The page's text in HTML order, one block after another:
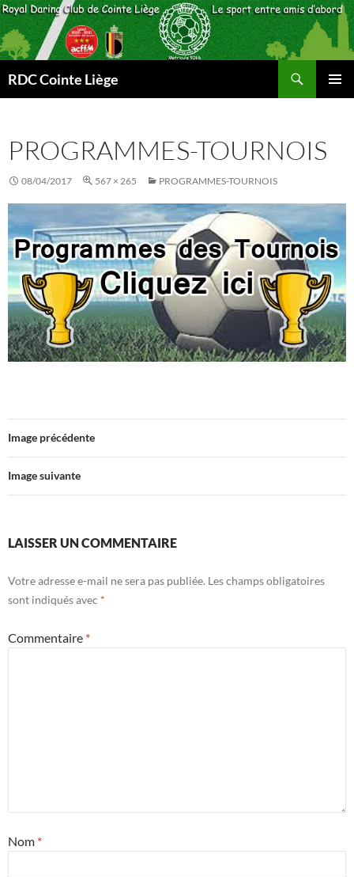
Aller
au
contenu
RDC Cointe Liège
PROGRAMMES-TOURNOIS
08/04/2017 567 × 265 PROGRAMMES-TOURNOIS
Image précédente
Image suivante
LAISSER UN COMMENTAIRE
Votre adresse e-mail ne sera pas publiée. Les champs obligatoires
sont indiqués avec *
Commentaire *
Nom *